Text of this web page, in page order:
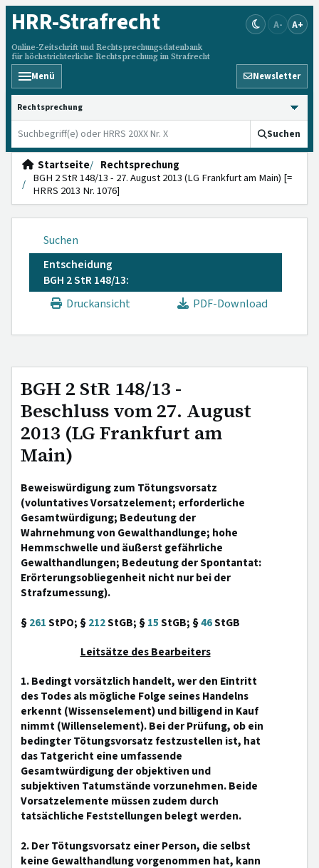
HRR-Strafrecht
Online-Zeitschrift und Rechtsprechungsdatenbank
für höchstrichterliche Rechtsprechung im Strafrecht
A- A+
Menü Newsletter
HRRS durchsuchen
Suchen
Startseite
Rechtsprechung
BGH 2 StR 148/13 - 27. August 2013 (LG Frankfurt am Main) [=
HRRS 2013 Nr. 1076]
Suchen
Entscheidung
BGH 2 StR 148/13:
Druckansicht
PDF-Download
BGH 2 StR 148/13 -
Beschluss vom 27. August
2013 (LG Frankfurt am
Main)
Beweiswürdigung zum Tötungsvorsatz
(voluntatives Vorsatzelement; erforderliche
Gesamtwürdigung; Bedeutung der
Wahrnehmung von Gewalthandlunge; hohe
Hemmschwelle und äußerst gefährliche
Gewalthandlungen; Bedeutung der Spontantat:
Erörterungsobliegenheit nicht nur bei der
Strafzumessung).
§261StPO; §212StGB; §15StGB; §46StGB
Leitsätze des Bearbeiters
1. Bedingt vorsätzlich handelt, wer den Eintritt
des Todes als mögliche Folge seines Handelns
erkennt (Wissenselement) und billigend in Kauf
nimmt (Willenselement). Bei der Prüfung, ob ein
bedingter Tötungsvorsatz festzustellen ist, hat
das Tatgericht eine umfassende
Gesamtwürdigung der objektiven und
subjektiven Tatumstände vorzunehmen. Beide
Vorsatzelemente müssen zudem durch
tatsächliche Feststellungen belegt werden.
2. Der Tötungsvorsatz einer Person, die selbst
keine Gewalthandlung vorgenommen hat, kann